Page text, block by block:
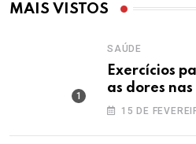
MAIS VISTOS
SAÚDE
Exercícios
as dores nas
15 DE